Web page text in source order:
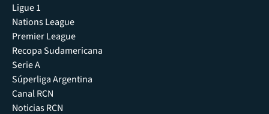
Ligue 1
Nations League
Premier League
Recopa Sudamericana
Serie A
Súperliga Argentina
Canal RCN
Noticias RCN